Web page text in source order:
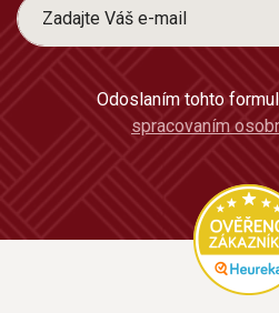
Odoslaním tohto
spracovaním